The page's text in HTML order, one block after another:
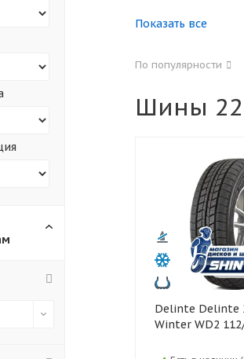
30 35
Показать все
По популярности
Шины
Delinte Delinte 225/65 R16C
Winter WD2